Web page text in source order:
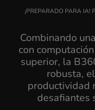
¡PREPARADO PARA IA!
Combinando
con
superior, la
robusta,
productividad
desafiantes